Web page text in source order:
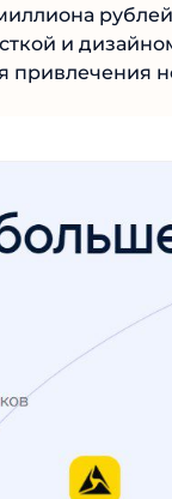
и
привлечения
№1 В
статистика